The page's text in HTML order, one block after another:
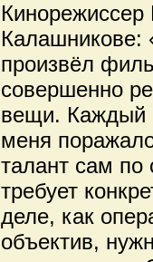
Калашникове:
произвёл
совершенно
вещи. Каждый
меня
талант сам по
требует
деле, как
объектив,